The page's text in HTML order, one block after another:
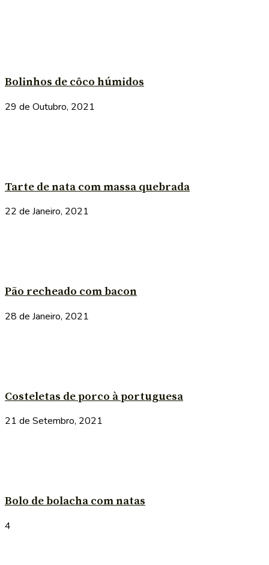
Bolinhos de côco húmidos
29 de Outubro, 2021
Tarte de nata com massa quebrada
22 de Janeiro, 2021
Pão recheado com bacon
28 de Janeiro, 2021
Costeletas de porco à portuguesa
21 de Setembro, 2021
Bolo de bolacha com natas
4